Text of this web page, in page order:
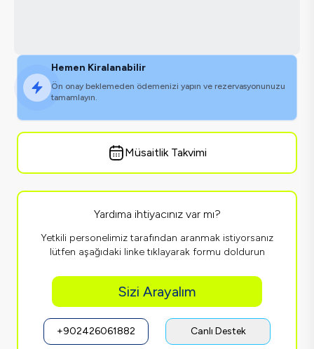
Hemen Kiralanabilir
Ön onay beklemeden ödemenizi yapın ve rezervasyonunuzu
tamamlayın.
Müsaitlik Takvimi
Yardıma ihtiyacınız var mı?
Yetkili personelimiz tarafından aranmak istiyorsanız
lütfen aşağıdaki linke tıklayarak formu doldurun
Sizi Arayalım
+902426061882 Canlı Destek